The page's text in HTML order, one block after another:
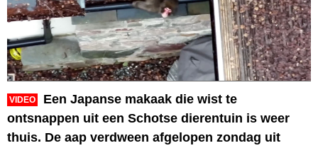
VIDEO
Een Japanse makaak die wist te
ontsnappen uit een Schotse dierentuin is weer
thuis. De aap verdween afgelopen zondag uit